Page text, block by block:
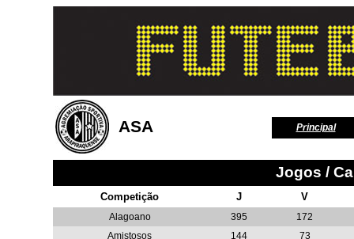
ASA Principal
Jogos /
Competição J V
Alagoano 395
172
Amistosos
144
73